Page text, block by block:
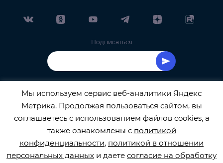
Подписаться
ОФИЦИАЛЬНЫЙ ОПЕРАТОР ОБРАБОТКИ
ПЕРСОНАЛЬНЫХ ДАННЫХ РЕГИСТРАЦИОННЫЙ
НОМЕР 77-22-133540
Мы используем сервис веб-аналитики Яндекс
Метрика. Продолжая пользоваться сайтом, вы
соглашаетесь с использованием файлов cookies, а
также ознакомлены с политикой
конфиденциальности, политикой в отношении
персональных данных и даете согласие на обработку